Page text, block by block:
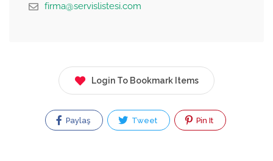
firma@servislistesi.com
Login To Bookmark Items
Paylaş Tweet Pin It